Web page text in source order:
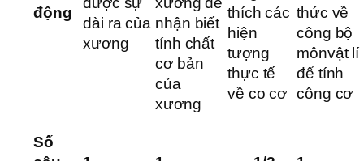
động
dài ra của
xương
nhận biết
tính chất
cơ bản
của
xương
thích các
hiện
tượng
thực tế
về co cơ
thức về
công bộ
mônvật lí
để tính
công cơ
Số